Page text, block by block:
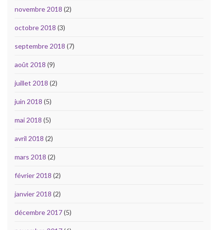
novembre 2018 (2)
octobre 2018 (3)
septembre 2018 (7)
août 2018 (9)
juillet 2018 (2)
juin 2018 (5)
mai 2018 (5)
avril 2018 (2)
mars 2018 (2)
février 2018 (2)
janvier 2018 (2)
décembre 2017(5)